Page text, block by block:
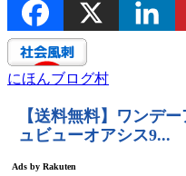
にほんブログ村